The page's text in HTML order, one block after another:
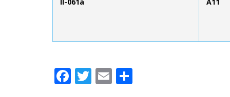
Facebook
Twitter
Email